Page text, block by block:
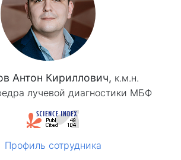
Антон Кириллович, к.м.н.
лучевой диагностики МБФ
Профиль сотрудника